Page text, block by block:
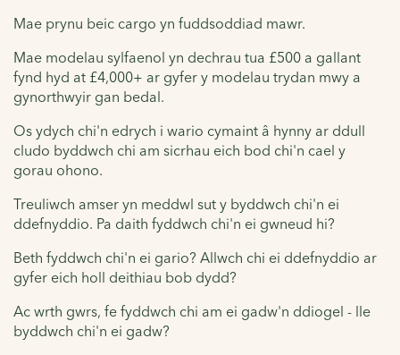
Mae prynu beic cargo yn fuddsoddiad mawr.
Mae modelau sylfaenol yn dechrau tua £500 a gallant
fynd hyd at £4,000+ ar gyfer y modelau trydan mwy a
gynorthwyir gan bedal.
Os ydych chi'n edrych i wario cymaint â hynny ar ddull
cludo byddwch chi am sicrhau eich bod chi'n cael y
gorau ohono.
Treuliwch amser yn meddwl sut y byddwch chi'n ei
ddefnyddio. Pa daith fyddwch chi'n ei gwneud hi?
Beth fyddwch chi'n ei gario? Allwch chi ei ddefnyddio ar
gyfer eich holl deithiau bob dydd?
Ac wrth gwrs, fe fyddwch chi am ei gadw'n ddiogel - lle
byddwch chi'n ei gadw?